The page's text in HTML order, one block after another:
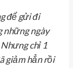
để gửi đi
những ngày
chỉ 1
giảm hẳn rồi